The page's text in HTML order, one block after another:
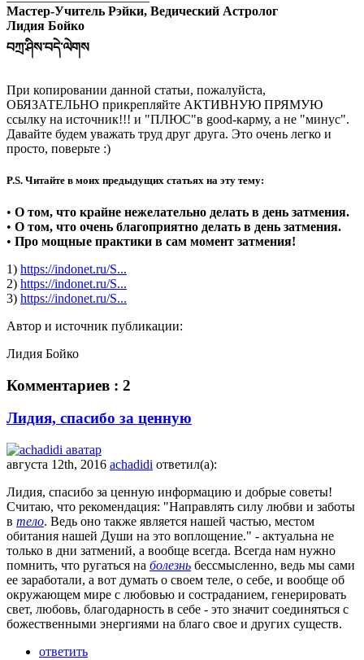
Мастер-Учитель Рэйки, Ведический Астролог
Лидия Бойко
བཀྲ་ཤིས་བདེ་ལེགས
При копировании данной статьи, пожалуйста,
ОБЯЗАТЕЛЬНО прикрепляйте АКТИВНУЮ ПРЯМУЮ
ссылку на источник!!! и "ПЛЮС"в good-карму, а не "минус".
Давайте будем уважать труд друг друга. Это очень легко и
просто, поверьте :)
P.S. Читайте в моих предыдущих статьях на эту тему:
• О том, что крайне нежелательно делать в день затмения.
• О том, что очень благоприятно делать в день затмения.
• Про мощные практики в сам момент затмения!
1) https://indonet.ru/S...
2) https://indonet.ru/S...
3) https://indonet.ru/S...
Автор и источник публикации:
Лидия Бойко
Комментариев : 2
Лидия, спасибо за ценную
августа 12th, 2016 achadidi ответил(а):
Лидия, спасибо за ценную информацию и добрые советы!
Считаю, что рекомендация: "Направлять силу любви и заботы
в тело. Ведь оно также является нашей частью, местом
обитания нашей Души на это воплощение." - актуальна не
только в дни затмений, а вообще всегда. Всегда нам нужно
помнить, что ругаться на болезнь бессмысленно, ведь мы сами
ее заработали, а вот думать о своем теле, о себе, и вообще об
окружающем мире с любовью и состраданием, генерировать
свет, любовь, благодарность в себе - это значит соединяться с
божественными энергиями на благо свое и других существ.
ответить